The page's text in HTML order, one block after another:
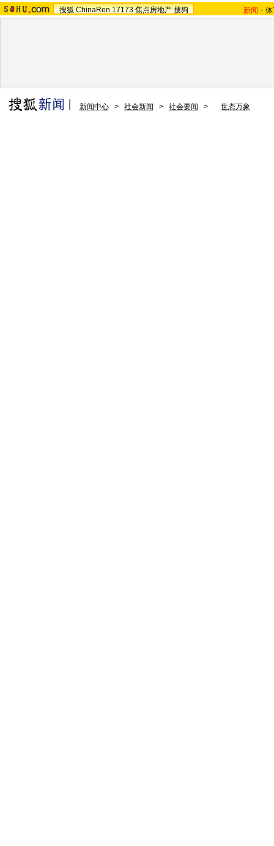
搜狐 ChinaRen 17173 焦点房地产 搜狗 新闻 -
新闻中心 > 社会新闻 > 社会要闻 > 世态万象